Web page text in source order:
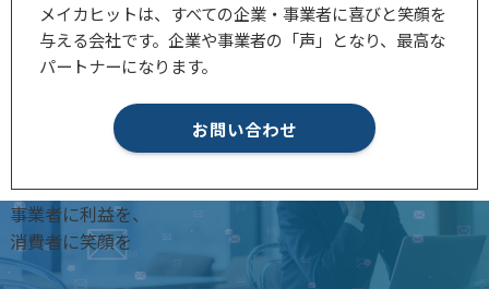
メイカヒットは、すべての企業・事業者に喜びと笑顔を
与える会社です。企業や事業者の「声」となり、最高な
パートナーになります。
お問い合わせ
事業者に利益を、
消費者に笑顔を